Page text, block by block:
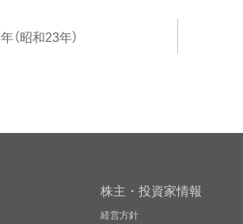
（昭和23年）
株主・投資家情報
経営方針